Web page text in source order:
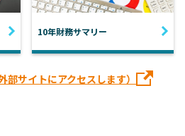
10年財務サマリー
サイトにアクセスします）